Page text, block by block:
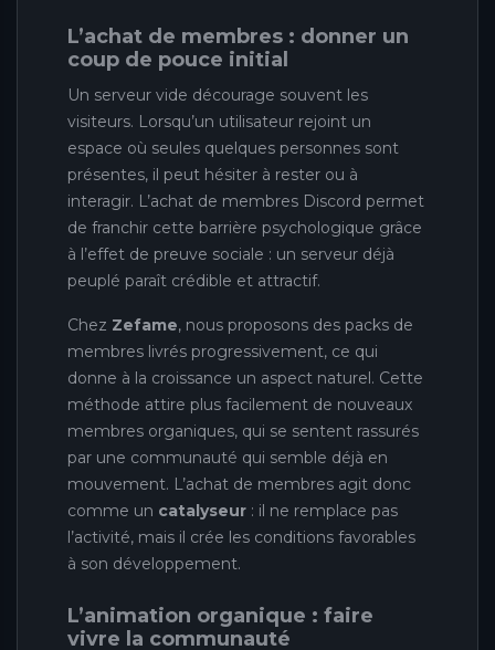
L’achat de membres : donner un
coup de pouce initial
Un serveur vide décourage souvent les
visiteurs. Lorsqu’un utilisateur rejoint un
espace où seules quelques personnes sont
présentes, il peut hésiter à rester ou à
interagir. L’achat de membres Discord permet
de franchir cette barrière psychologique grâce
à l’effet de preuve sociale : un serveur déjà
peuplé paraît crédible et attractif.
Chez Zefame, nous proposons des packs de
membres livrés progressivement, ce qui
donne à la croissance un aspect naturel. Cette
méthode attire plus facilement de nouveaux
membres organiques, qui se sentent rassurés
par une communauté qui semble déjà en
mouvement. L’achat de membres agit donc
comme un catalyseur : il ne remplace pas
l’activité, mais il crée les conditions favorables
à son développement.
L’animation organique : faire
vivre la communauté